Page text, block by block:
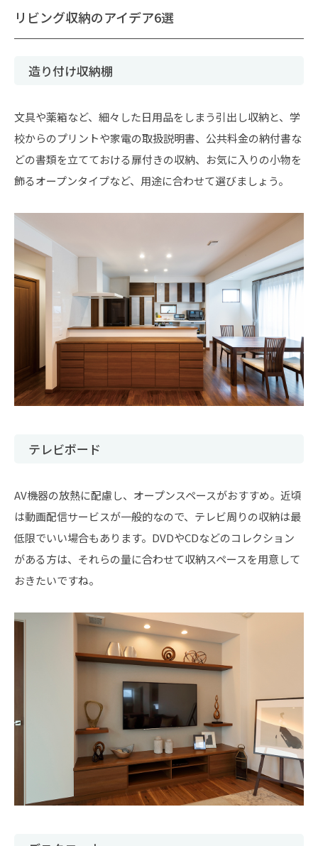
リビング収納のアイデア6選
造り付け収納棚
文具や薬箱など、細々した日用品をしまう引出し収納と、学
校からのプリントや家電の取扱説明書、公共料金の納付書な
どの書類を立てておける扉付きの収納、お気に入りの小物を
飾るオープンタイプなど、用途に合わせて選びましょう。
テレビボード
AV機器の放熱に配慮し、オープンスペースがおすすめ。近頃
は動画配信サービスが一般的なので、テレビ周りの収納は最
低限でいい場合もあります。DVDやCDなどのコレクション
がある方は、それらの量に合わせて収納スペースを用意して
おきたいですね。